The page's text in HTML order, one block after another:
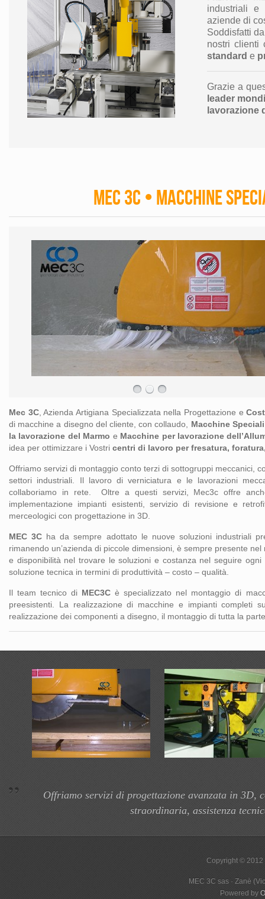
industriali e
aziende di
Soddisfatti
nostri clienti
standard e
Grazie a
leader
lavorazione
Mec 3C • Macchine
Mec 3C, Azienda Artigiana Specializzata nella Progettazione e
di macchine a disegno del cliente, con collaudo, Macchine Speciali
la lavorazione del Marmo e Macchine per lavorazione
idea per ottimizzare i Vostri centri di lavoro per fresatura,
Offriamo servizi di montaggio conto terzi di sottogruppi meccanici,
settori industriali. Il lavoro di verniciatura e le lavorazioni
collaboriamo in rete. Oltre a questi servizi, Mec3c offre
implementazione impianti esistenti, servizio di revisione e
merceologici con progettazione in 3D.
MEC 3C ha da sempre adottato le nuove soluzioni industriali
rimanendo un’azienda di piccole dimensioni, è sempre presente
e disponibilità nel trovare le soluzioni e costanza nel seguire
soluzione tecnica in termini di produttività – costo – qualità.
Il team tecnico di MEC3C è specializzato nel montaggio di
preesistenti. La realizzazione di macchine e impianti completi
realizzazione dei componenti a disegno, il montaggio di tutta la
Offriamo servizi di progettazione avanzata in 3D,
straordinaria, assistenza
Copyright © 2012
MEC 3C sas · Zanè
Powered by